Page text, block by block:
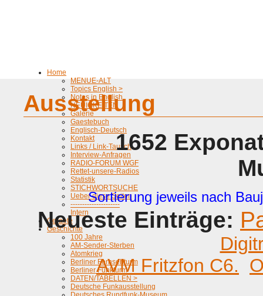
Home
MENUE-ALT
Topics English >
Notes in English
NEUIGKEITEN
Galerie
Gaestebuch
Englisch-Deutsch
Kontakt
Links / Link-Tausch
Interview-Anfragen
RADIO-FORUM WGF
Rettet-unsere-Radios
Statistik
STICHWORTSUCHE
Ueber diese Seiten
---------------------
Intern
Geraete
Geschichte
100 Jahre
AM-Sender-Sterben
Atomkrieg
Berliner Fernsehturm
Berliner Funkturm
DATEN/TABELLEN >
Deutsche Funkausstellung
Ausstellung
1652
Sortierung jeweils nach
Neueste Einträge:
AVM Fritzfon C6.